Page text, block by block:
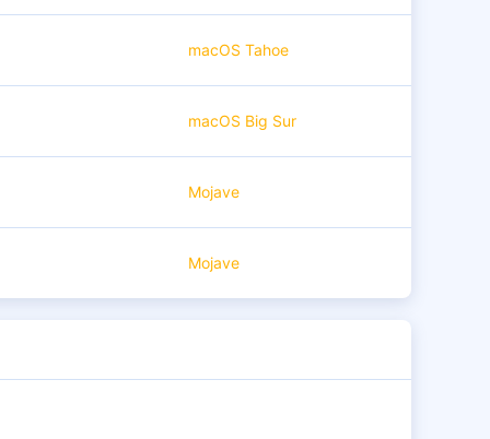
macOS Tahoe
macOS Big Sur
Mojave
Mojave